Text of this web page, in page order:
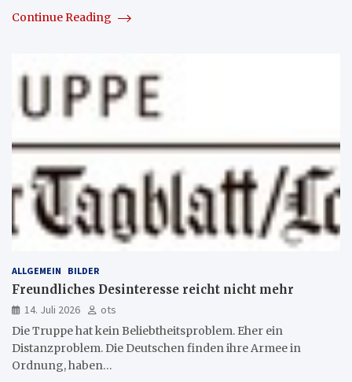
Continue Reading
ALLGEMEIN BILDER
Freundliches Desinteresse reicht nicht mehr
14. Juli 2026
ots
Die Truppe hat kein Beliebtheitsproblem. Eher ein
Distanzproblem. Die Deutschen finden ihre Armee in
Ordnung, haben…